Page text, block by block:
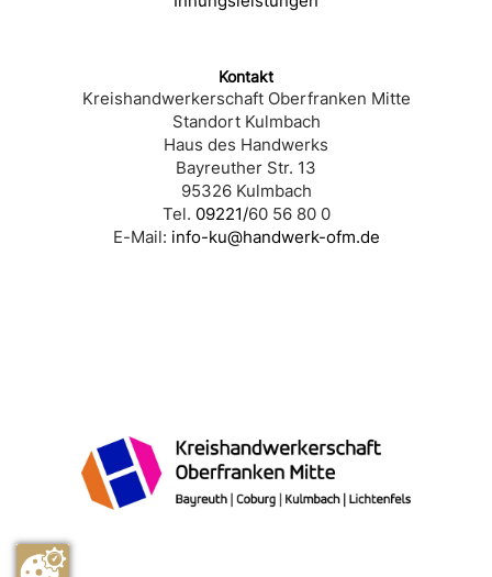
Kontakt
Kreishandwerkerschaft Oberfranken Mitte
Standort Kulmbach
Haus des Handwerks
Bayreuther Str. 13
95326 Kulmbach
Tel. 09221/60 56 80 0
E-Mail: info-ku@handwerk-ofm.de